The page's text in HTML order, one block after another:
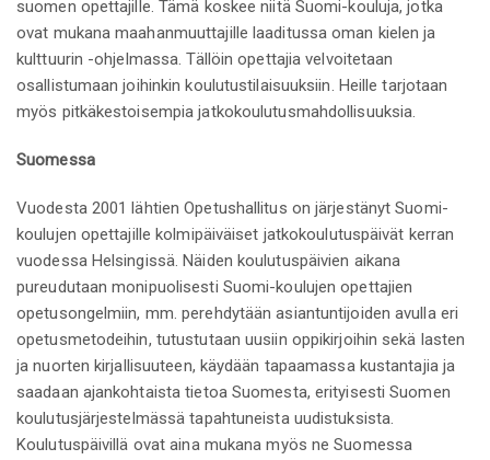
suomen opettajille. Tämä koskee niitä Suomi-kouluja, jotka
ovat mukana maahanmuuttajille laaditussa oman kielen ja
kulttuurin -ohjelmassa. Tällöin opettajia velvoitetaan
osallistumaan joihinkin koulutustilaisuuksiin. Heille tarjotaan
myös pitkäkestoisempia jatkokoulutusmahdollisuuksia.
Suomessa
Vuodesta 2001 lähtien Opetushallitus on järjestänyt Suomi-
koulujen opettajille kolmipäiväiset jatkokoulutuspäivät kerran
vuodessa Helsingissä. Näiden koulutuspäivien aikana
pureudutaan monipuolisesti Suomi-koulujen opettajien
opetusongelmiin, mm. perehdytään asiantuntijoiden avulla eri
opetusmetodeihin, tutustutaan uusiin oppikirjoihin sekä lasten
ja nuorten kirjallisuuteen, käydään tapaamassa kustantajia ja
saadaan ajankohtaista tietoa Suomesta, erityisesti Suomen
koulutusjärjestelmässä tapahtuneista uudistuksista.
Koulutuspäivillä ovat aina mukana myös ne Suomessa